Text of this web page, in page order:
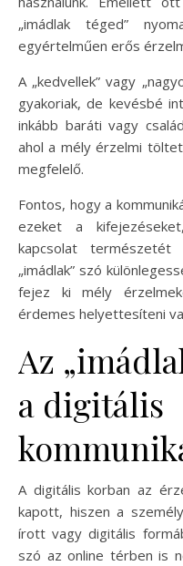
„imádlak téged”
egyértelműen erős
A „kedvellek” vagy
gyakoriak, de kevésbé
inkább baráti vagy
ahol a mély érzelmi
megfelelő.
Fontos, hogy a
ezeket a
kapcsolat
„imádlak” szó
fejez ki mély
érdemes helyettesíteni
Az
a digitális
A digitális korban az
kapott, hiszen a
írott vagy digitális
szó az online térben is